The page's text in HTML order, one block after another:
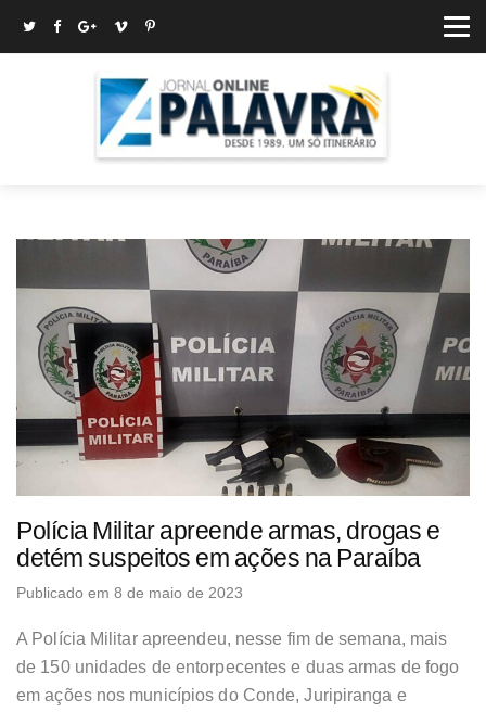
Polícia Militar apreende armas, drogas e
detém suspeitos em ações na Paraíba
Publicado em 8 de maio de 2023
A Polícia Militar apreendeu, nesse fim de semana, mais
de 150 unidades de entorpecentes e duas armas de fogo
em ações nos municípios do Conde, Juripiranga e